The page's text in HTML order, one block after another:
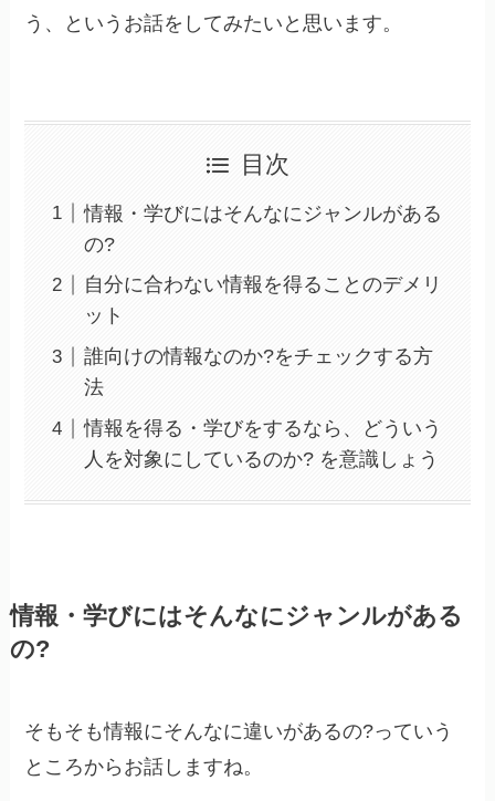
う、というお話をしてみたいと思います。
目次
情報・学びにはそんなにジャンルがある
の?
自分に合わない情報を得ることのデメリ
ット
誰向けの情報なのか?をチェックする方
法
情報を得る・学びをするなら、どういう
人を対象にしているのか? を意識しょう
情報・学びにはそんなにジャンルがある
の?
そもそも情報にそんなに違いがあるの?っていう
ところからお話しますね。